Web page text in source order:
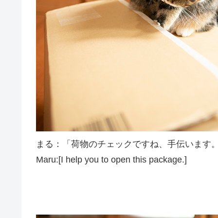
まる：「荷物のチェックですね、手伝います
Maru:[I help you to open this package.]